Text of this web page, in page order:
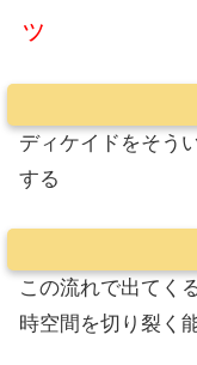
ッ
ディケイドをそう
する
この流れで出てく
時空間を切り裂く